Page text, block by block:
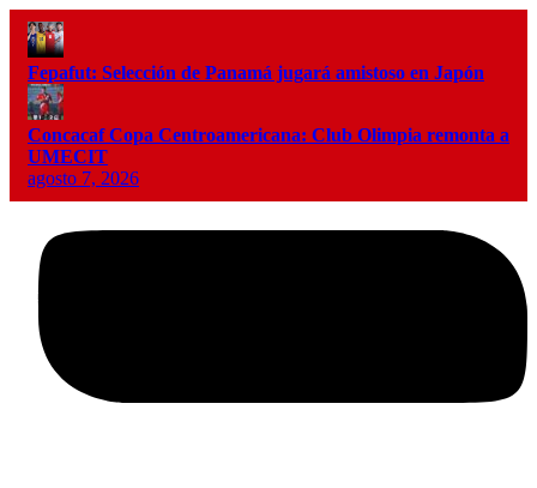
Fepafut: Selección de Panamá jugará amistoso en Japón
Concacaf Copa Centroamericana: Club Olimpia remonta a
UMECIT
agosto 7, 2026